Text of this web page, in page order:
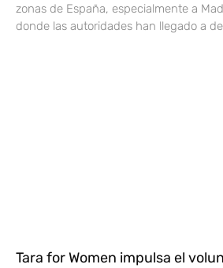
zonas de España, especialmente a
donde las autoridades han llegado a
Tara for Women impulsa el